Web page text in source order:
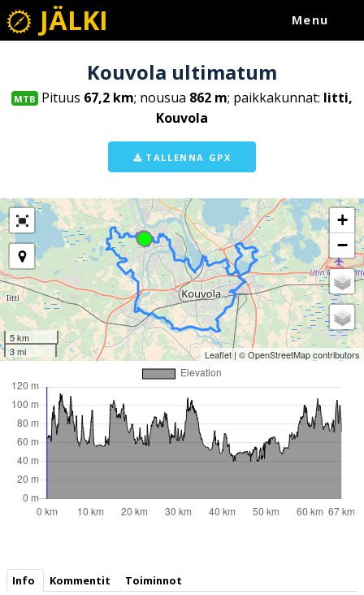
JÄLKI Menu
Kouvola ultimatum
MTB Pituus 67,2 km; nousua 862 m; paikkakunnat: Iitti,
Kouvola
TALLENNA GPX
+
−
5 km
3 mi
Leaflet | ©OpenStreetMapcontributors
Info Kommentit Toiminnot